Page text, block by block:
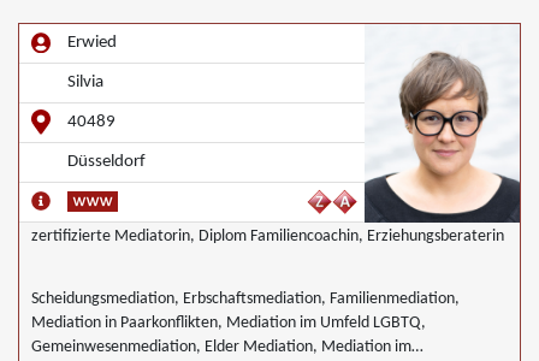
Erwied
Silvia
40489
Düsseldorf
zertifizierte Mediatorin, Diplom Familiencoachin, Erziehungsberaterin
Scheidungsmediation, Erbschaftsmediation, Familienmediation,
Mediation in Paarkonflikten, Mediation im Umfeld LGBTQ,
Gemeinwesenmediation, Elder Mediation, Mediation im